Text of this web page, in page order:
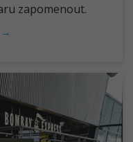
zapomenout.
arrow_right_alt